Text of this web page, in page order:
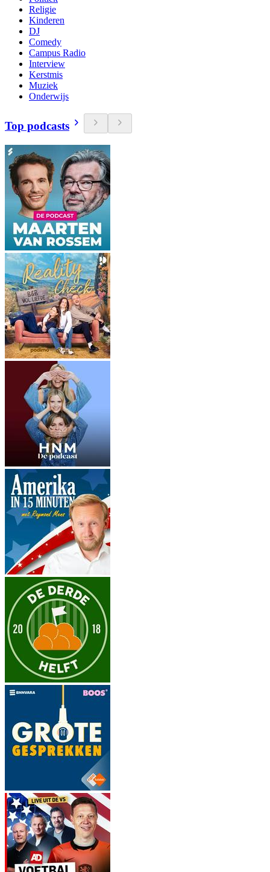
Religie
Kinderen
DJ
Comedy
Campus Radio
Interview
Kerstmis
Muziek
Onderwijs
Top podcasts